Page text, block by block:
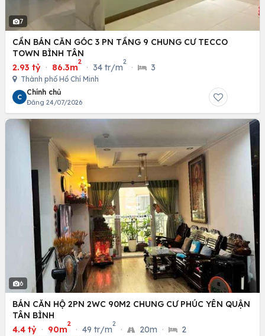
7
CẦN BÁN CĂN GÓC 3 PN TẦNG 9 CHUNG CƯ TECCO
TOWN BÌNH TÂN
2.93 tỷ · 86.3m
2
· 34 tr/m
2
· 3
Thành phố Hồ Chí Minh
C
Chính chủ
Đăng 24/07/2026
6
BÁN CĂN HỘ 2PN 2WC 90M2 CHUNG CƯ PHÚC YÊN QUẬN
TÂN BÌNH
4.4 tỷ · 90m
2
· 49 tr/m
2
· 20m · 2